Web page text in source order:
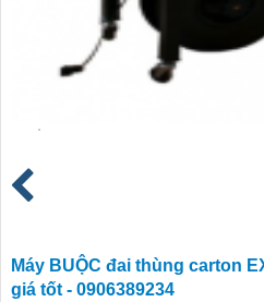
Máy BUỘC đai thùng carton
giá tốt - 0906389234